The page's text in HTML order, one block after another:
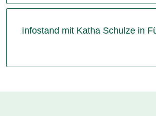
Infostand mit Katha Schulze in